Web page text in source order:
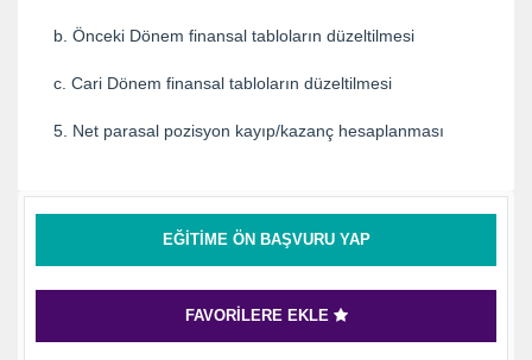
b. Önceki Dönem finansal tabloların düzeltilmesi
c. Cari Dönem finansal tabloların düzeltilmesi
5. Net parasal pozisyon kayıp/kazanç hesaplanması
EĞITIME ÖN BAŞVURU YAP
FAVORILERE EKLE